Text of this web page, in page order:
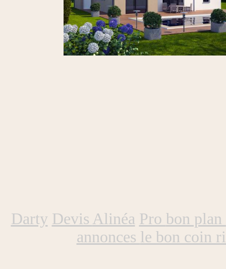
Darty Devis Alinéa Pro bon plan
annonces le bon coin